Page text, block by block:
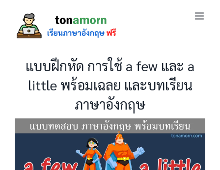
content
แบบฝึกหัด การใช้ a few และ a
little พร้อมเฉลย และบทเรียน
ภาษาอังกฤษ